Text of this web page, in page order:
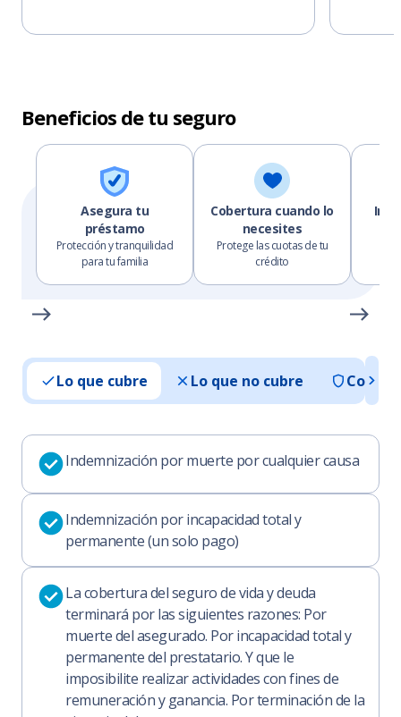
Beneficios de tu seguro
Asegura tu
préstamo
Protección y tranquilidad
para tu familia
Cobertura cuando lo
necesites
Protege las cuotas de tu
crédito
Lo que cubre Lo que no cubre
Indemnización por muerte por cualquier causa
Indemnización por incapacidad total y
permanente (un solo pago)
La cobertura del seguro de vida y deuda
terminará por las siguientes razones: Por
muerte del asegurado. Por incapacidad total y
permanente del prestatario. Y que le
imposibilite realizar actividades con fines de
remuneración y ganancia. Por terminación de la